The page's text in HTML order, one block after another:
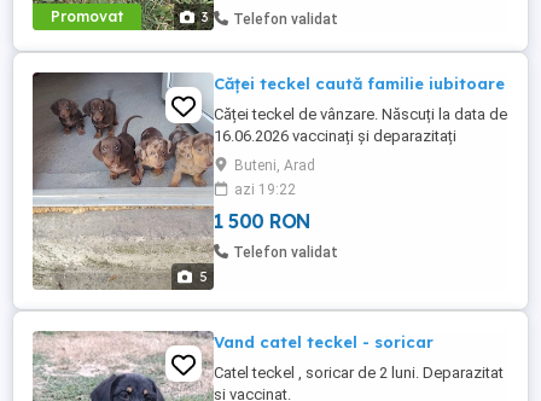
Promovat 3 Telefon validat
5
Căței teckel caută familie iubitoare
Căței teckel de vânzare. Născuți la data de
16.06.2026 vaccinați și deparazitați
conform vârstei. Disponibili 3 ciocolatii -
două fetițe și un băiat, și arlechin merle o
fetiță și un băiat. Mai multe detalii în privat
sau la nr.de tel Preț ciocolatiu 1500 de lei
iar arlechin 1800 de lei
Buteni, Arad
azi 19:22
1 500 RON
Telefon validat
Vand catel teckel - soricar
Catel teckel , soricar de 2 luni. Deparazitat
si vaccinat.